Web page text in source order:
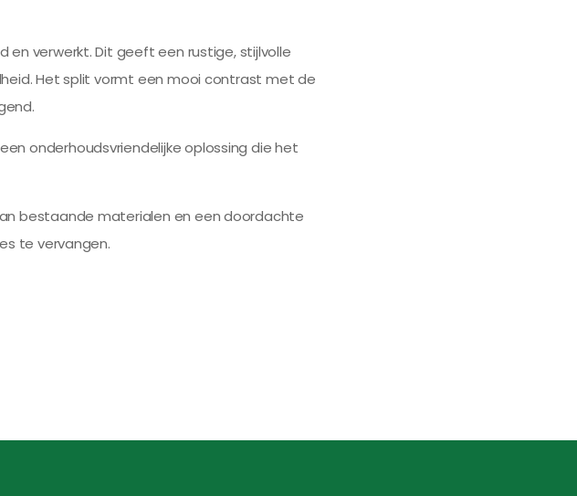
verwerkt. Dit geeft een rustige, stijlvolle
Het split vormt een mooi contrast met de
onderhoudsvriendelijke oplossing die het
bestaande materialen en een doordachte
te vervangen.